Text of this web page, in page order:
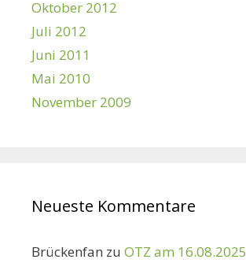
Oktober 2012
Juli 2012
Juni 2011
Mai 2010
November 2009
Neueste Kommentare
Brückenfan zu OTZ am 16.08.2025